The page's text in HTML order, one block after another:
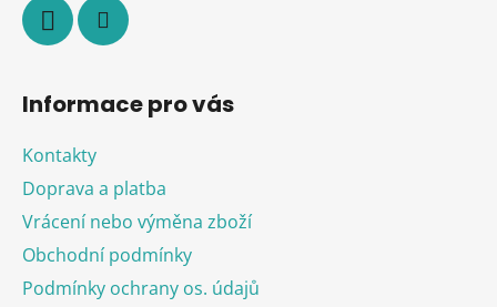
Informace pro vás
Kontakty
Doprava a platba
Vrácení nebo výměna zboží
Obchodní podmínky
Podmínky ochrany os. údajů